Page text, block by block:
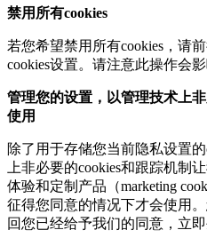
禁用所有cookies
若您希望禁用所有cookies，请
cookies设置。请注意此操作会
管理您的设置，以管理技术上
使用
除了用于存储您当前隐私设置的
上非必要的cookies和跟踪机制
体验和定制产品（marketing
征得您同意的情况下才会使用
回您已经给予我们的同意，立即